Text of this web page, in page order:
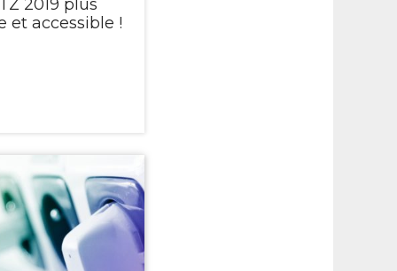
2019 plus
et accessible !